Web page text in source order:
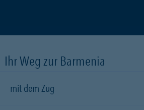
Ihr Weg zur Barmenia
mit dem Zug